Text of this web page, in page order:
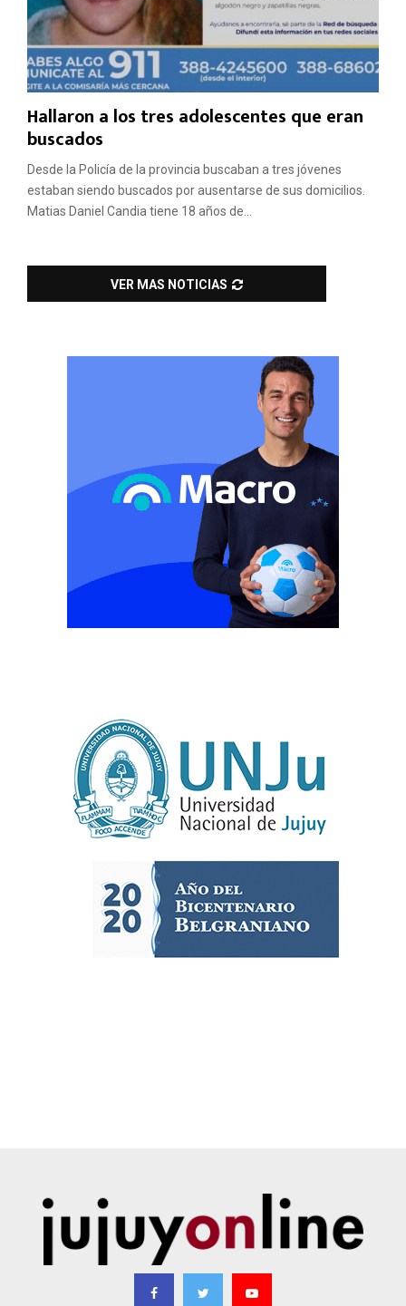
Hallaron a los tres adolescentes que eran
buscados
Desde la Policía de la provincia buscaban a tres jóvenes
estaban siendo buscados por ausentarse de sus domicilios.
Matias Daniel Candia tiene 18 años de...
VER MAS NOTICIAS